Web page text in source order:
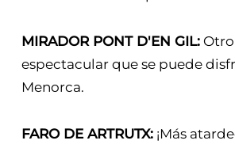
MIRADOR PONT D'EN GIL:Otro
espectacular que se puede
Menorca.
FARO DE ARTRUTX:¡Más